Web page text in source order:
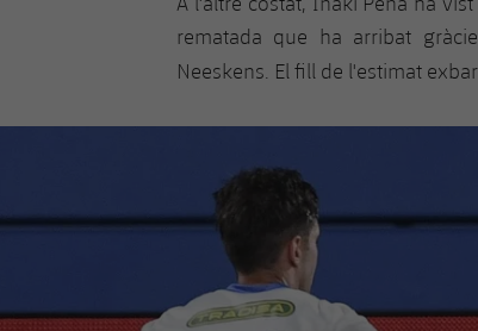
rematada que ha arribat
Neeskens. El fill de l'estimat